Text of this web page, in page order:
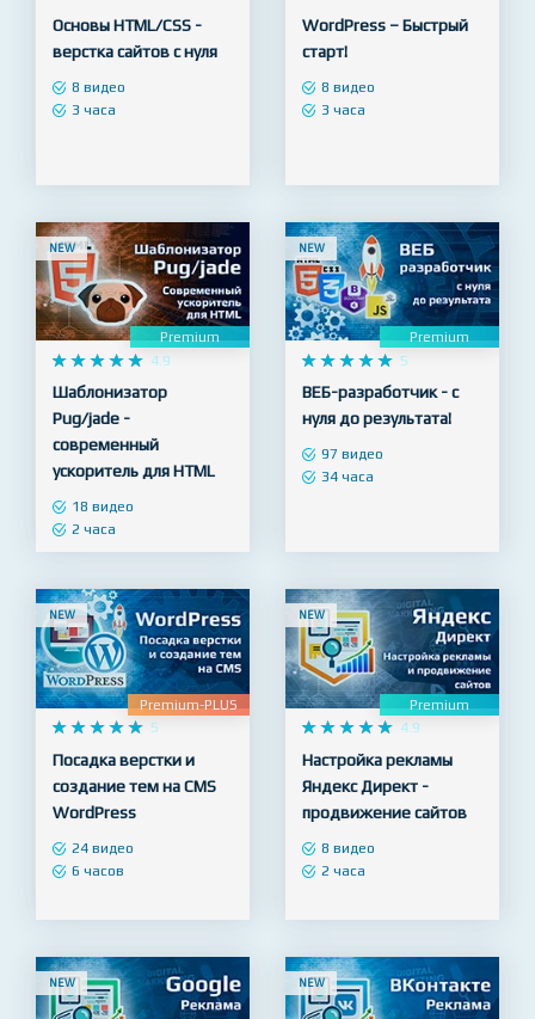
    
     4.9
Основы HTML/CSS -
верстка сайтов с нуля
Premium
  
  
WordPress – Быстрый
старт!
NEW
Premium
   
   
Шаблонизатор
Pug/jade -
современный
ускоритель для HTML
2 часа
NEW
    
     5
ВЕБ-разработчик - с
нуля до результата!
NEW
Premium-PLUS
    
     5
создание тем на CMS
WordPress
NEW
    
     4.9
Настройка рекламы
Яндекс Директ -
продвижение сайтов